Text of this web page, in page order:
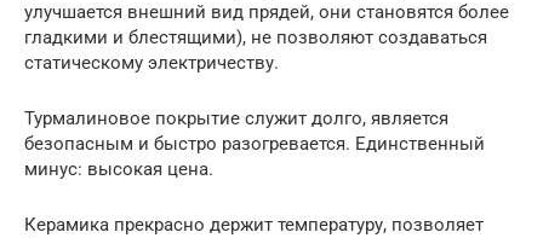
улучшается внешний вид прядей, они становятся более
гладкими и блестящими), не позволяют создаваться
статическому электричеству.
Турмалиновое покрытие служит долго, является
безопасным и быстро разогревается. Единственный
минус: высокая цена.
Керамика прекрасно держит температуру, позволяет